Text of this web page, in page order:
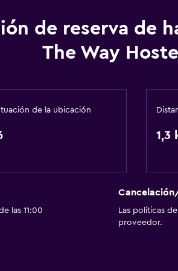
de reserva de
The Way Hostel
de la ubicación
1,3
las 11:00
Las políticas
proveedor.